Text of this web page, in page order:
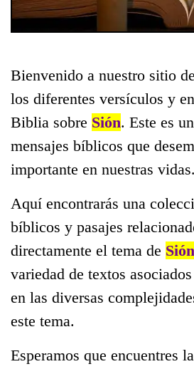
Bienvenido a nuestro sitio
los diferentes versículos y
Biblia sobre Sión. Este es
mensajes bíblicos que
importante en nuestras vidas.
Aquí encontrarás una
bíblicos y pasajes
directamente el tema de Sión
variedad de textos
en las diversas
este tema.
Esperamos que encuentres